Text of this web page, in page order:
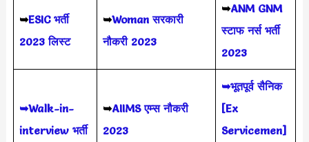
➥ESIC भर्ती
2023 लिस्ट
➥Woman सरकारी
नौकरी 2023
➥ANM GNM
स्टाफ नर्स भर्ती
2023
➥Walk-in-
interview भर्ती
➥AIIMS एम्स नौकरी
2023
➥भूतपूर्व सैनिक
[Ex
Servicemen]